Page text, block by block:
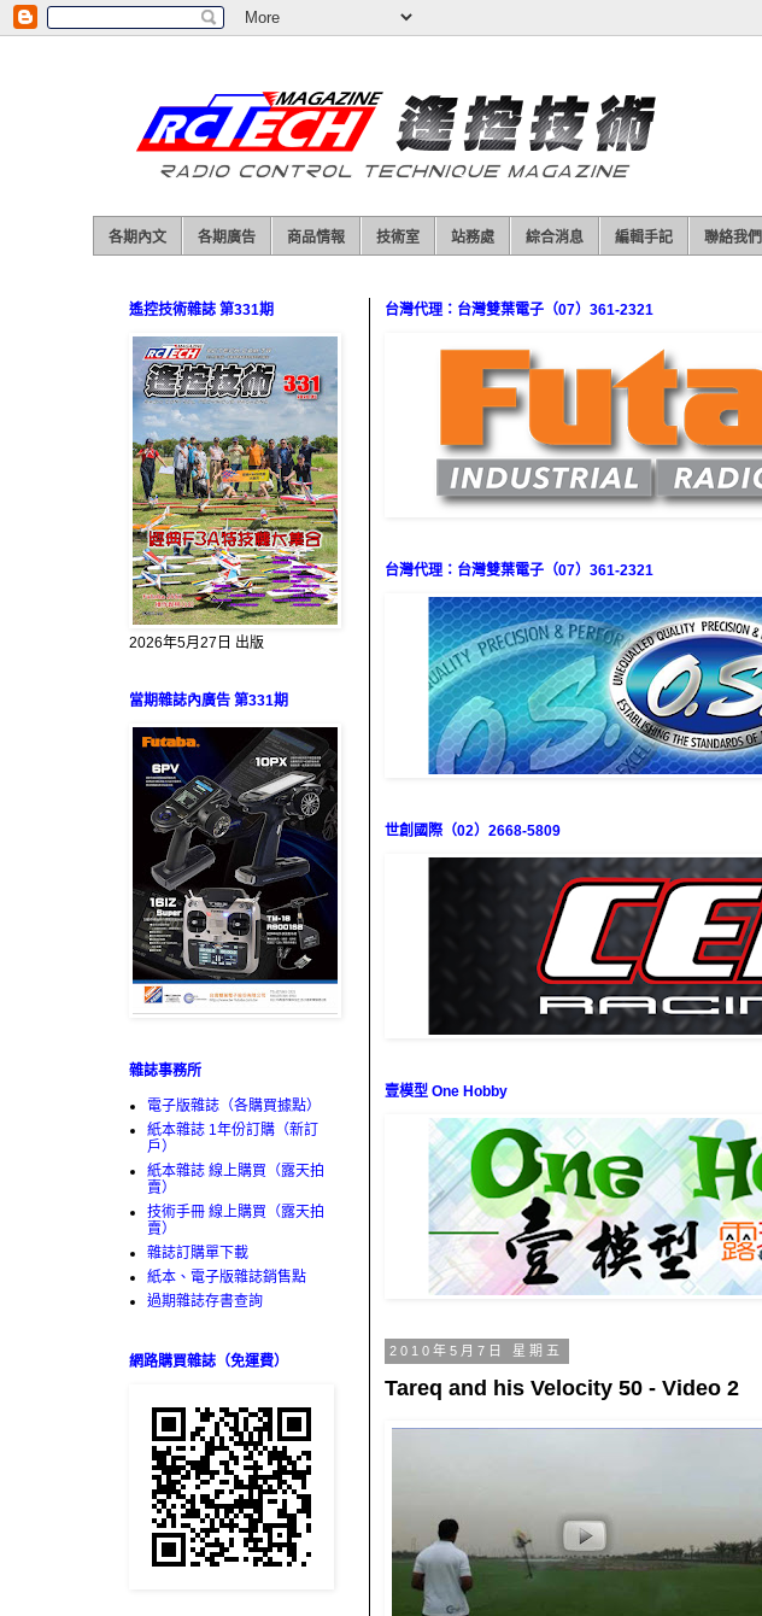
各期內文 各期廣告 商品情報 技術室 站務處 綜合消息 編輯手記 聯絡我們
台灣代理：台灣雙葉電子（07）361-2321
台灣代理：台灣雙葉電子（07）361-2321
世創國際（02）2668-5809
壹模型 One Hobby
2010年5月7日 星期五
Tareq and his Velocity 50 - Video 2
遙控技術雜誌 第331期
2026年5月27日 出版
當期雜誌內廣告 第331期
雜誌事務所
電子版雜誌（各購買據點）
紙本雜誌 1年份訂購（新訂
戶）
紙本雜誌 線上購買（露天拍
賣）
技術手冊 線上購買（露天拍
賣）
雜誌訂購單下載
紙本、電子版雜誌銷售點
過期雜誌存書查詢
網路購買雜誌（免運費）